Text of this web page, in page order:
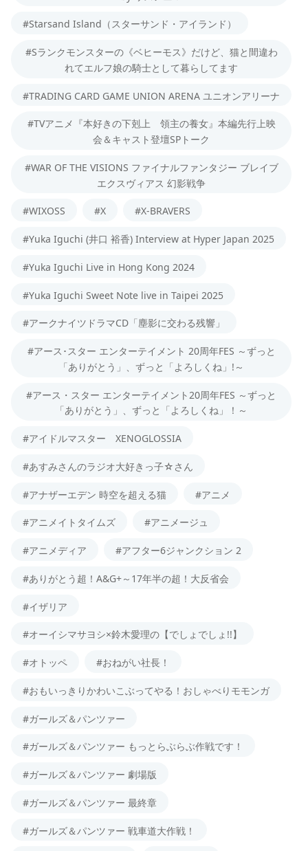
#Starsand Island（スターサンド・アイランド）
#Sランクモンスターの《ベヒーモス》だけど、猫と間違わ
れてエルフ娘の騎士として暮らしてます
#TRADING CARD GAME UNION ARENA ユニオンアリーナ
#TVアニメ『本好きの下剋上 領主の養女』本編先行上映
会＆キャスト登壇SPトーク
#WAR OF THE VISIONS ファイナルファンタジー ブレイブ
エクスヴィアス 幻影戦争
#WIXOSS #X #X-BRAVERS
#Yuka Iguchi (井口 裕香) Interview at Hyper Japan 2025
#Yuka Iguchi Live in Hong Kong 2024
#Yuka Iguchi Sweet Note live in Taipei 2025
#アークナイツドラマCD「塵影に交わる残響」
#アース･スター エンターテイメント 20周年FES ～ずっと
「ありがとう」、ずっと「よろしくね」!～
#アース・スター エンターテイメント20周年FES ～ずっと
「ありがとう」、ずっと「よろしくね」！～
#アイドルマスター XENOGLOSSIA
#あすみさんのラジオ大好きっ子☆さん
#アナザーエデン 時空を超える猫 #アニメ
#アニメイトタイムズ #アニメージュ
#アニメディア #アフター6ジャンクション 2
#ありがとう超！A&G+～17年半の超！大反省会
#イザリア
#オーイシマサヨシ×鈴木愛理の【でしょでしょ!!】
#オトッペ #おねがい社長！
#おもいっきりかわいこぶってやる！おしゃべりモモンガ
#ガールズ＆パンツァー
#ガールズ＆パンツァー もっとらぶらぶ作戦です！
#ガールズ＆パンツァー 劇場版
#ガールズ＆パンツァー 最終章
#ガールズ＆パンツァー 戦車道大作戦！